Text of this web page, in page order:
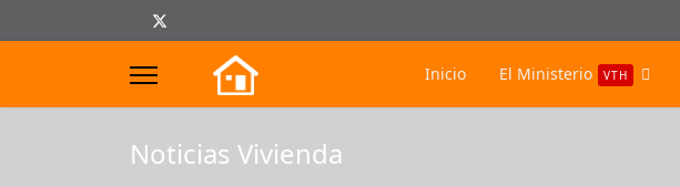
Inicio El Ministerio VTH
Noticias Vivienda